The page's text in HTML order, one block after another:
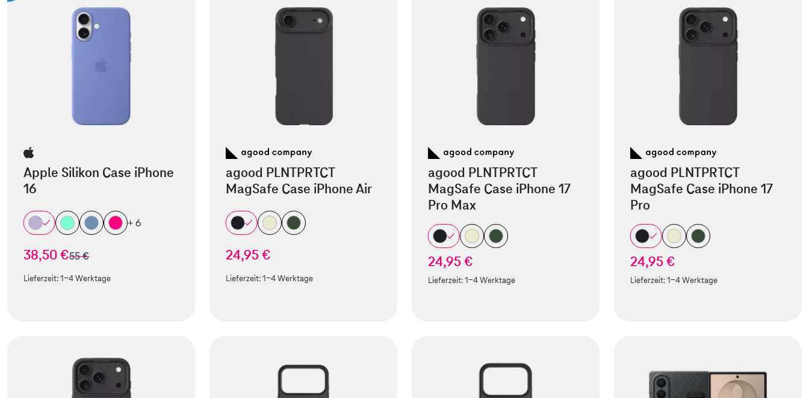
Apple Silikon Case iPhone
16
+ 6
38,50 €statt
55 €
Lieferzeit:1-4 Werktage
agood PLNTPRTCT
MagSafe Case iPhone Air
24,95 €
Lieferzeit:1-4 Werktage
agood PLNTPRTCT
MagSafe Case iPhone 17
Pro Max
24,95 €
Lieferzeit:1-4 Werktage
agood PLNTPRTCT
MagSafe Case iPhone 17
Pro
24,95 €
Lieferzeit:1-4 Werktage